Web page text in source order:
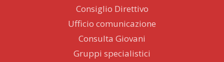
Consiglio Direttivo
Ufficio comunicazione
Consulta Giovani
Gruppi specialistici